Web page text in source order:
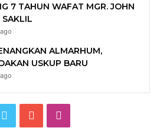
7 TAHUN WAFAT MGR. JOHN
SAKLIL
ALMARHUM,
USKUP BARU